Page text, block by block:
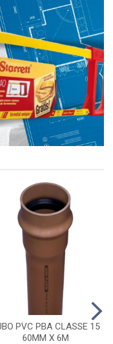
PVC PBA CLASSE 15
60MM X 6M